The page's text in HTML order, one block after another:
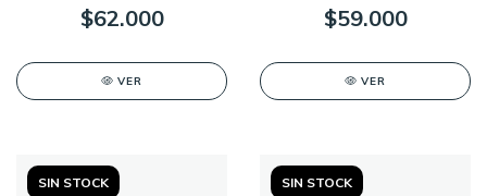
$62.000
VER
$59.000
VER
SIN STOCK SIN STOCK